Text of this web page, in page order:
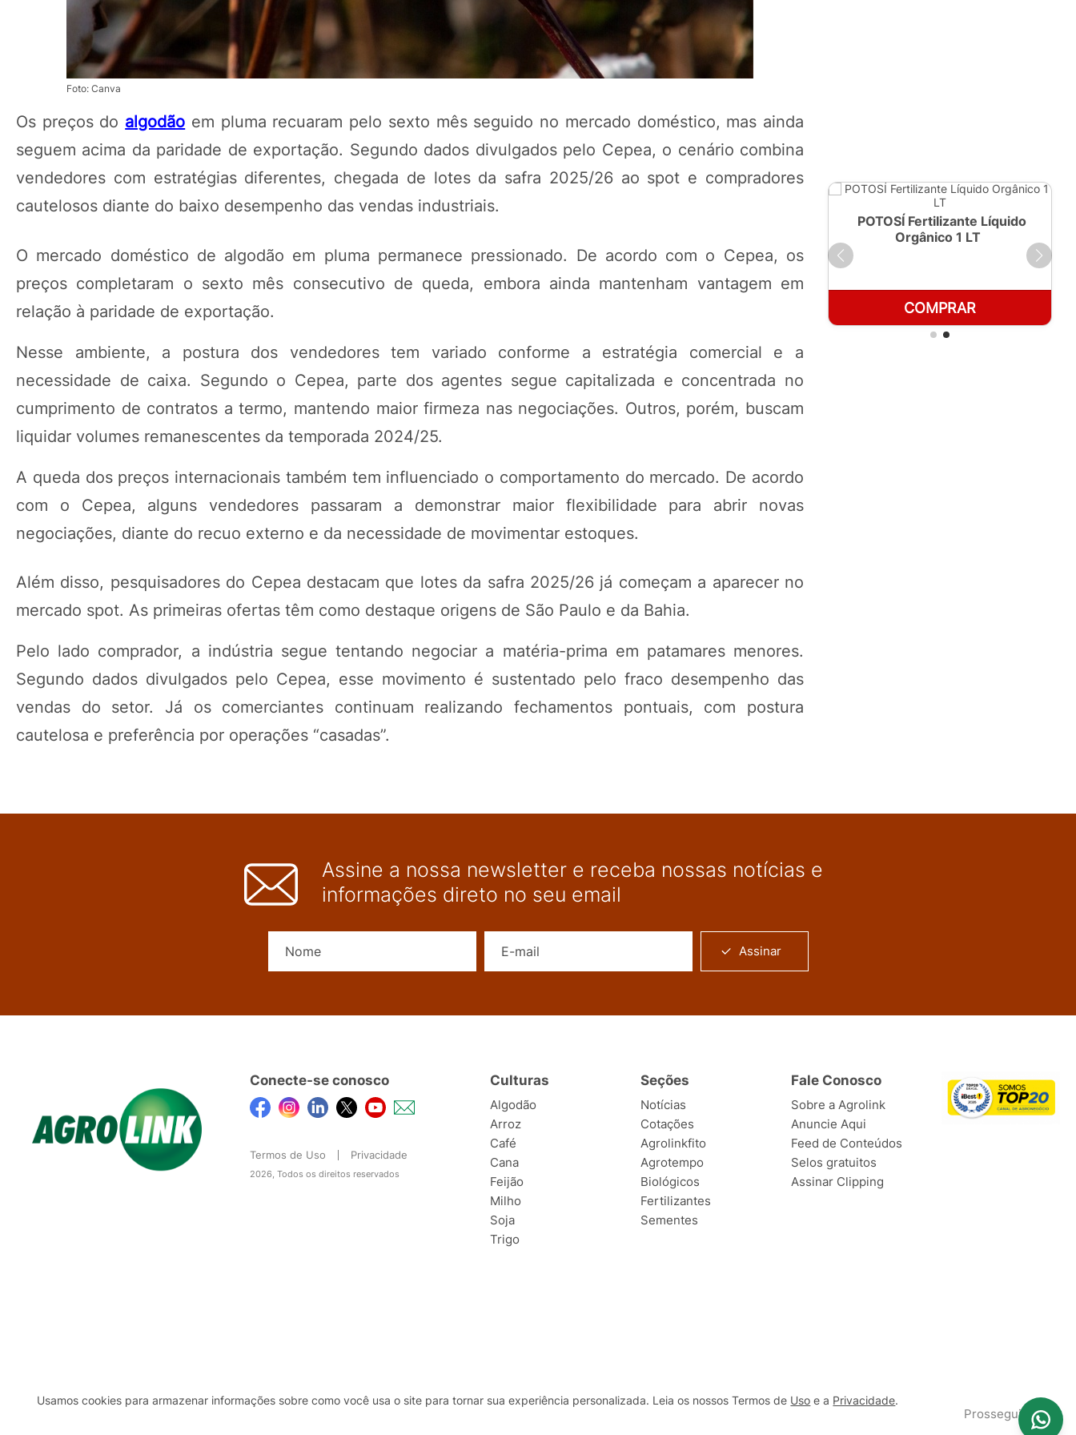
Foto: Canva
Os preços do algodão em pluma recuaram pelo sexto mês seguido no mercado doméstico, mas ainda
seguem acima da paridade de exportação. Segundo dados divulgados pelo Cepea, o cenário combina
vendedores com estratégias diferentes, chegada de lotes da safra 2025/26 ao spot e compradores
cautelosos diante do baixo desempenho das vendas industriais.
O mercado doméstico de algodão em pluma permanece pressionado. De acordo com o Cepea, os
preços completaram o sexto mês consecutivo de queda, embora ainda mantenham vantagem em
relação à paridade de exportação.
Nesse ambiente, a postura dos vendedores tem variado conforme a estratégia comercial e a
necessidade de caixa. Segundo o Cepea, parte dos agentes segue capitalizada e concentrada no
cumprimento de contratos a termo, mantendo maior firmeza nas negociações. Outros, porém, buscam
liquidar volumes remanescentes da temporada 2024/25.
A queda dos preços internacionais também tem influenciado o comportamento do mercado. De acordo
com o Cepea, alguns vendedores passaram a demonstrar maior flexibilidade para abrir novas
negociações, diante do recuo externo e da necessidade de movimentar estoques.
Além disso, pesquisadores do Cepea destacam que lotes da safra 2025/26 já começam a aparecer no
mercado spot. As primeiras ofertas têm como destaque origens de São Paulo e da Bahia.
Pelo lado comprador, a indústria segue tentando negociar a matéria-prima em patamares menores.
Segundo dados divulgados pelo Cepea, esse movimento é sustentado pelo fraco desempenho das
vendas do setor. Já os comerciantes continuam realizando fechamentos pontuais, com postura
cautelosa e preferência por operações “casadas”.
POTOSÍ Fertilizante Líquido
Orgânico 1 LT
COMPRAR
Assine a nossa newsletter e receba nossas notícias e
informações direto no seu email
Assinar
Conecte-se conosco
Termos de Uso Privacidade
2026, Todos os direitos reservados
Culturas
Algodão
Arroz
Café
Cana
Feijão
Milho
Soja
Trigo
Seções
Notícias
Cotações
Agrolinkfito
Agrotempo
Biológicos
Fertilizantes
Sementes
Fale Conosco
Sobre a Agrolink
Anuncie Aqui
Feed de Conteúdos
Selos gratuitos
Assinar Clipping
Usamos cookies para armazenar informações sobre como você usa o site para tornar sua experiência personalizada. Leia os nossos Termos de Uso e a Privacidade.
Prosseguir